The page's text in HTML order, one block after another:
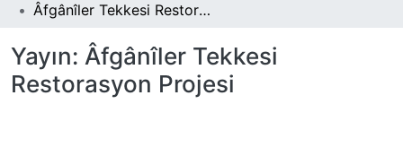
Âfgânîler Tekkesi Restorasyon Projesi
Yayın: Âfgânîler Tekkesi
Restorasyon Projesi